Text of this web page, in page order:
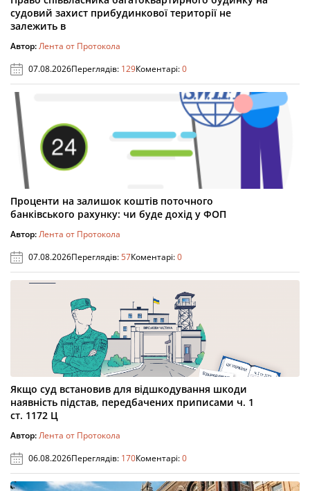
судовий захист прибудинкової території не
залежить в
Автор:Лента от Протокола
07.08.2026Переглядів: 129Коментарі:0
Проценти на залишок коштів поточного
банківського рахунку: чи буде дохід у ФОП
Автор:Лента от Протокола
07.08.2026Переглядів:57Коментарі:0
Якщо суд встановив для відшкодування шкоди
наявність підстав, передбачених приписами ч. 1
ст. 1172 Ц
Автор:Лента от Протокола
06.08.2026Переглядів: 170Коментарі:0